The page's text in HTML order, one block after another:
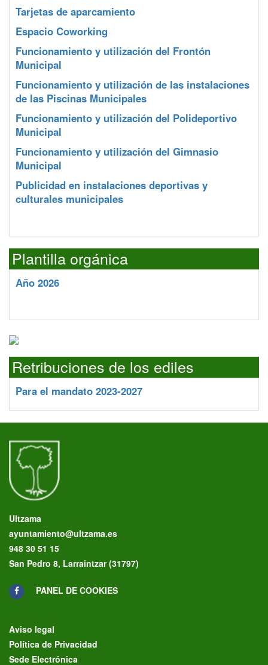
Tarjetas de aparcamiento
Espacio Coworking
Funcionamiento y utilización del Frontón
Municipal
Funcionamiento y utilización de las instalaciones
de las Piscinas Municipales
Funcionamiento y utilización del Polideportivo
Municipal
Funcionamiento y utilización del Gimnasio
Municipal
Publicidad en instalaciones deportivas y
culturales municipales
Plantilla orgánica
Año 2026
Retribuciones de los ediles
Para el mandato 2023-2027
Ultzama
ayuntamiento@ultzama.es
948 30 51 15
San Pedro 8, Larraintzar (31797)
PANEL DE COOKIES
Aviso legal
Política de Privacidad
Sede Electrónica